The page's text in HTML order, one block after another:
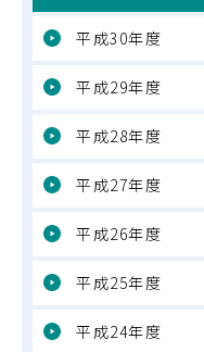
平成30年度
平成29年度
平成28年度
平成27年度
平成26年度
平成25年度
平成24年度